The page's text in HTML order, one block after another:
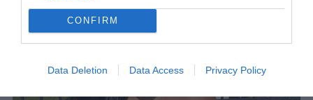
CONFIRM
Data Deletion Data Access Privacy Policy